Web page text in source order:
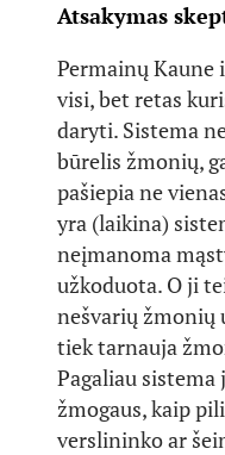
Atsakymas
Permainų Kaune
visi, bet retas
daryti. Sistema
būrelis žmonių,
pašiepia ne
yra (laikina)
neįmanoma
užkoduota. O ji
nešvarių žmonių
tiek tarnauja
Pagaliau sistema
žmogaus, kaip
verslininko ar